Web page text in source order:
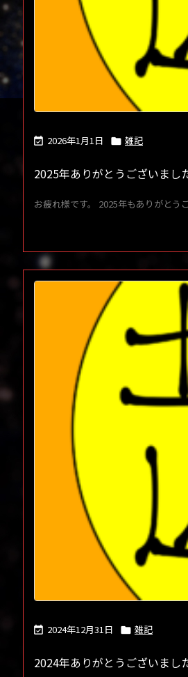
 2026年1月1日  雑記
2025年ありがとうございまし
お疲れ様です。 2025年もありがとう
 2024年12月31日  雑記
2024年ありがとうございまし